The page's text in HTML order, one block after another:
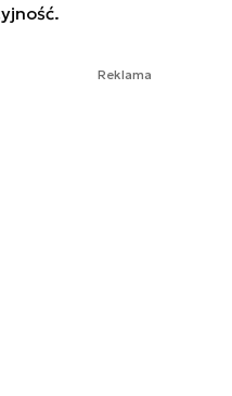
Reklama